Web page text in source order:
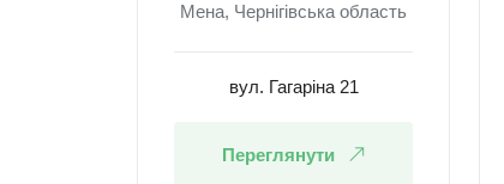
Мена, Чернігівська область
вул. Гагаріна 21
Переглянути